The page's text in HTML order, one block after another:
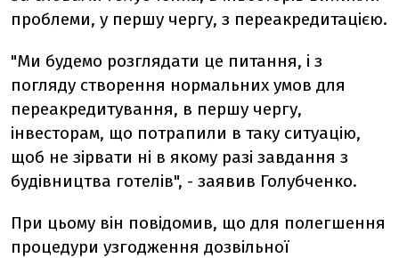
проблеми, у першу чергу, з переакредитацією.
"Ми будемо розглядати це питання, і з
погляду створення нормальних умов для
переакредитування, в першу чергу,
інвесторам, що потрапили в таку ситуацію,
щоб не зірвати ні в якому разі завдання з
будівництва готелів", - заявив Голубченко.
При цьому він повідомив, що для полегшення
процедури узгодження дозвільної